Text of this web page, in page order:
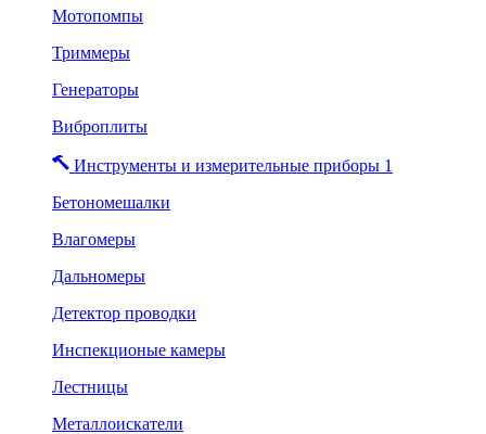
Мотопомпы
Триммеры
Генераторы
Виброплиты
Инструменты и измерительные приборы 1
Бетономешалки
Влагомеры
Дальномеры
Детектор проводки
Инспекционые камеры
Лестницы
Металлоискатели